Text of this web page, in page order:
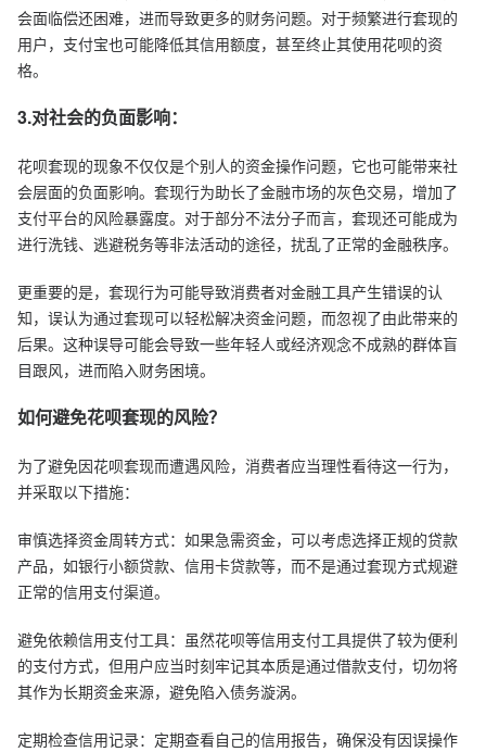
会面临偿还困难，进而导致更多的财务问题。对于频繁进行套现的
用户，支付宝也可能降低其信用额度，甚至终止其使用花呗的资
格。
3.对社会的负面影响：
花呗套现的现象不仅仅是个别人的资金操作问题，它也可能带来社
会层面的负面影响。套现行为助长了金融市场的灰色交易，增加了
支付平台的风险暴露度。对于部分不法分子而言，套现还可能成为
进行洗钱、逃避税务等非法活动的途径，扰乱了正常的金融秩序。
更重要的是，套现行为可能导致消费者对金融工具产生错误的认
知，误认为通过套现可以轻松解决资金问题，而忽视了由此带来的
后果。这种误导可能会导致一些年轻人或经济观念不成熟的群体盲
目跟风，进而陷入财务困境。
如何避免花呗套现的风险？
为了避免因花呗套现而遭遇风险，消费者应当理性看待这一行为，
并采取以下措施：
审慎选择资金周转方式：如果急需资金，可以考虑选择正规的贷款
产品，如银行小额贷款、信用卡贷款等，而不是通过套现方式规避
正常的信用支付渠道。
避免依赖信用支付工具：虽然花呗等信用支付工具提供了较为便利
的支付方式，但用户应当时刻牢记其本质是通过借款支付，切勿将
其作为长期资金来源，避免陷入债务漩涡。
定期检查信用记录：定期查看自己的信用报告，确保没有因误操作